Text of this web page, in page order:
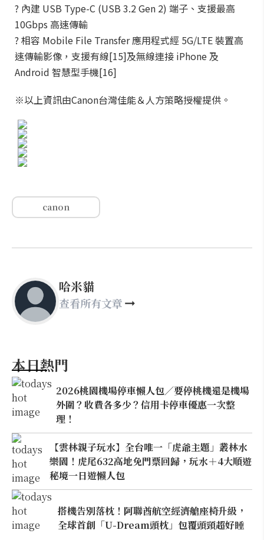
? 內建 USB Type-C (USB 3.2 Gen 2) 端子、支援最高
10Gbps 高速傳輸
? 相容 Mobile File Transfer 應用程式經 5G/LTE 裝置高
速傳輸影像，支援有線[15]及無線連接 iPhone 及
Android 智慧型手機[16]
※以上資訊由Canon台灣佳能＆人方策略授權提供。
canon
哈米貓
查看所有文章
本日熱門
2026桃園機場停車懶人包／要停桃機還是機場
外圍？收費各多少？信用卡停車優惠一次整
理！
【雲林親子玩水】全台唯一「虎爺主題」叢林水
樂園！虎尾632高地免門票回歸，玩水＋4大順遊
秘境一日遊懶人包
搭機告別落枕！阿聯酋航空經濟艙座椅升級，
全球首創「U-Dream頭枕」包覆頭頸超好睡